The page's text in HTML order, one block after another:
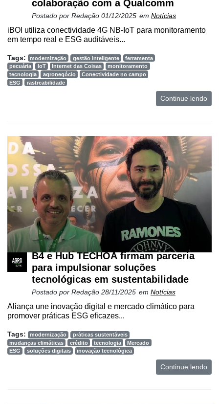
colaboração com a Qualcomm
Postado por Redação 01/12/2025 em Notícias
iBOI utiliza conectividade 4G NB-IoT para monitoramento
em tempo real e ESG auditáveis...
Tags: modernização gestão inteligente
ferramenta
pecuária
IoT Internet das Coisas
monitoramento
tecnologia
agronegócio
Conectividade no campo
ESG
rastreabilidade
Continue lendo
B4 e Hub TECHOÁ firmam parceria
para impulsionar soluções
tecnológicas em sustentabilidade
Postado por Redação 28/11/2025 em Notícias
Aliança une inovação digital e mercado climático para
promover práticas ESG eficazes...
Tags: modernização
práticas sustentáveis
mudanças climáticas
crédito tecnologia
Mercado
ESG
soluções digitais inovação tecnológica
Continue lendo